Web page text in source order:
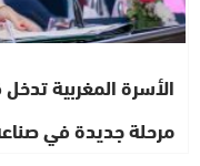
الأسرة المغربية
مرحلة جديدة في